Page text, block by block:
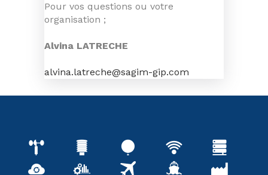
Pour vos questions ou votre
organisation ;
Alvina LATRECHE
alvina.latreche@sagim-gip.com